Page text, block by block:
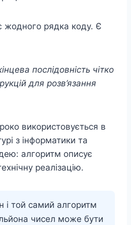
жодного рядка коду. Є
послідовність чітко
для розв’язання
використовується в
з інформатики та
алгоритм описує
реалізацію.
і той самий алгоритм
чисел може бути